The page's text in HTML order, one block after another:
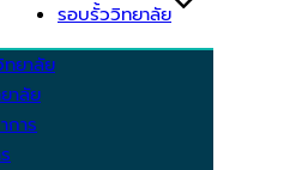
รอบรั้ววิทยาลัย
ทยาลัย
าลัย
การ